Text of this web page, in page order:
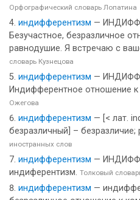
Орфографический словарь Лопатина
индифферентизм —
Безучастное, безразличное
равнодушие. Я встречаю с
словарь Кузнецова
индифферентизм —
Индифферентное отношение к
Ожегова
индифферентизм — [< лат.
безразличный] – безразличие;
иностранных слов
индифферентизм —
индиферентизм. Толковый
индифферентизм —